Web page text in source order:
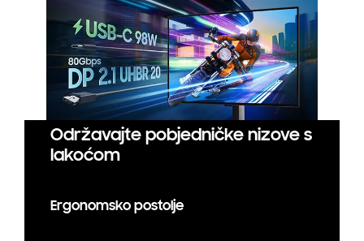
Održavajte pobjedničke nizove s
lakoćom
Ergonomsko postolje